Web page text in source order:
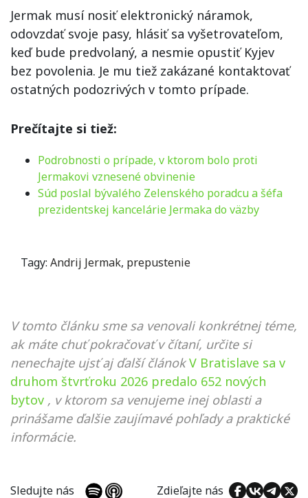
Jermak musí nosiť elektronický náramok,
odovzdať svoje pasy, hlásiť sa vyšetrovateľom,
keď bude predvolaný, a nesmie opustiť Kyjev
bez povolenia. Je mu tiež zakázané kontaktovať
ostatných podozrivých v tomto prípade.
Prečítajte si tiež:
Podrobnosti o prípade, v ktorom bolo proti
Jermakovi vznesené obvinenie
Súd poslal bývalého Zelenského poradcu a šéfa
prezidentskej kancelárie Jermaka do väzby
Tagy: Andrij Jermak, prepustenie
V tomto článku sme sa venovali konkrétnej téme,
ak máte chuť pokračovať v čítaní, určite si
nenechajte ujsť aj ďalší článok V Bratislave sa v
druhom štvrťroku 2026 predalo 652 nových
bytov , v ktorom sa venujeme inej oblasti a
prinášame ďalšie zaujímavé pohľady a praktické
informácie.
Sledujte nás Zdieľajte nás